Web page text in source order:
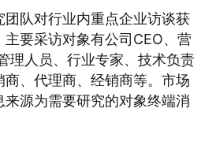
队对行业内重点企业访谈获
要采访对象有公司CEO、营
理人员、行业专家、技术负责
商、代理商、经销商等。市场
源为需要研究的对象终端消